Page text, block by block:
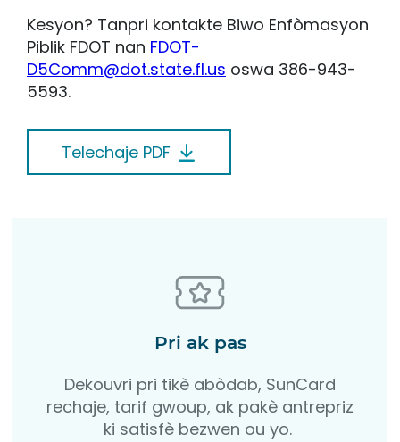
Kesyon? Tanpri kontakte Biwo Enfòmasyon
Piblik FDOT nan FDOT-
D5Comm@dot.state.fl.us oswa 386-943-
5593.
Telechaje PDF
Pri ak pas
Dekouvri pri tikè abòdab, SunCard
rechaje, tarif gwoup, ak pakè antrepriz
ki satisfè bezwen ou yo.